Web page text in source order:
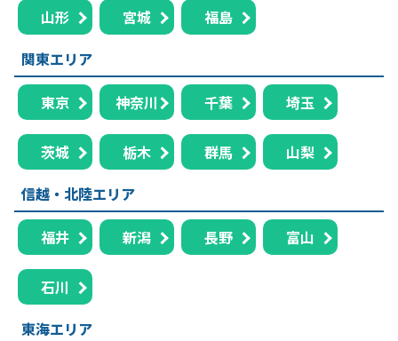
山形 宮城
福島
関東エリア
東京 神奈川 千葉 埼玉
茨城 栃木 群馬
山梨
信越・北陸エリア
福井 新潟 長野 富山
石川
東海エリア